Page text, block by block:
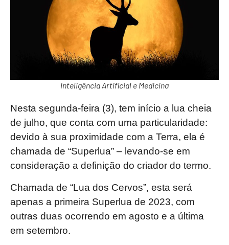
Inteligência Artificial e Medicina
Nesta segunda-feira (3), tem início a lua cheia
de julho, que conta com uma particularidade:
devido à sua proximidade com a Terra, ela é
chamada de “Superlua” – levando-se em
consideração a definição do criador do termo.
Chamada de “Lua dos Cervos”, esta será
apenas a primeira Superlua de 2023, com
outras duas ocorrendo em agosto e a última
em setembro.